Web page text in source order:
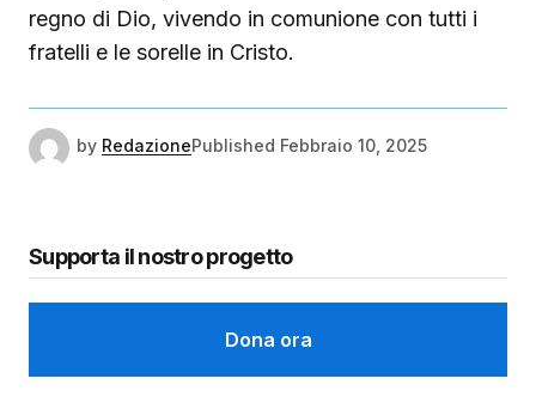
regno di Dio, vivendo in comunione con tutti i
fratelli e le sorelle in Cristo.
by RedazionePublished Febbraio 10, 2025
Supporta il nostro progetto
Dona ora